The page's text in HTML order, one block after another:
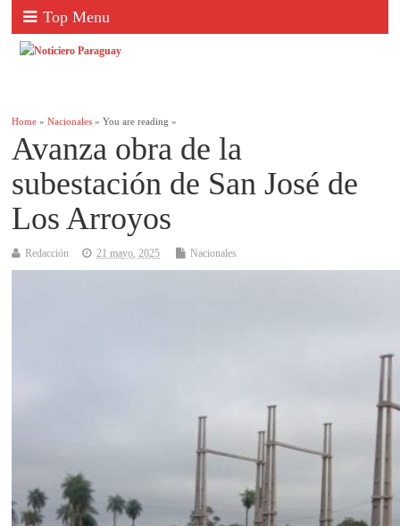
Top Menu
Home »Nacionales » You are reading »
Avanza obra de la
subestación de San José de
Los Arroyos
Redacción 21 mayo, 2025 Nacionales